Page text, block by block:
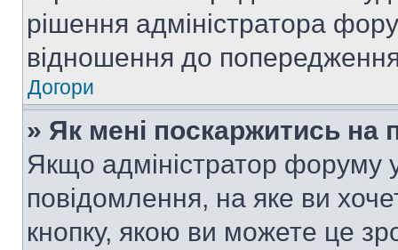
рішення адміністратора
відношення до
Догори
» Як мені поскаржитись на
Якщо адміністратор форуму
повідомлення, на яке ви
кнопку, якою ви можете це